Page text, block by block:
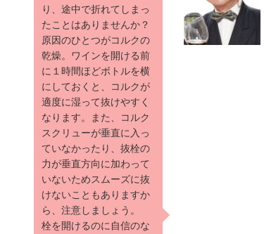
り、途中で折れてしまっ
たことはありませんか？
原因のひとつがコルクの
乾燥。ワインを開ける前
に１時間ほどボトルを横
にしておくと、コルクが
適度に湿って抜けやすく
なります。また、コルク
スクリューが垂直に入っ
ていなかったり、抜栓の
力が垂直方向に加わって
いないためスムーズに抜
けないこともありますか
ら、注意しましょう。
栓を開けるのに自信のな